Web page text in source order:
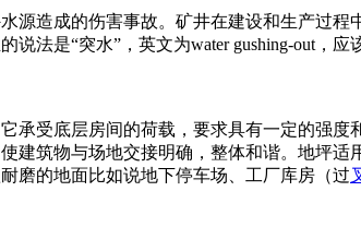
源造成的伤害事故。矿井在建设和生产过
说法是“突水”，英文为water gushing-out，
承受底层房间的荷载，要求具有一定的强度
建筑物与场地交接明确，整体和谐。地坪
磨的地面比如说地下停车场、工厂库房（过